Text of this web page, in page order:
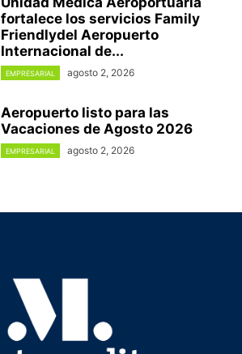
fortalece los servicios Family
Friendlydel Aeropuerto
Internacional de...
EMPRESARIAL agosto 2, 2026
Aeropuerto listo para las
Vacaciones de Agosto 2026
EMPRESARIAL agosto 2, 2026